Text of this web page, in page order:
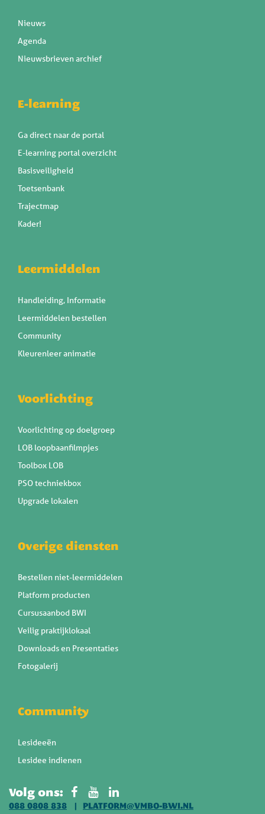
Nieuws
Agenda
Nieuwsbrieven archief
E-learning
Ga direct naar de portal
E-learning portal overzicht
Basisveiligheid
Toetsenbank
Trajectmap
Kader!
Leermiddelen
Handleiding, Informatie
Leermiddelen bestellen
Community
Kleurenleer animatie
Voorlichting
Voorlichting op doelgroep
LOB loopbaanfilmpjes
Toolbox LOB
PSO techniekbox
Upgrade lokalen
Overige diensten
Bestellen niet-leermiddelen
Platform producten
Cursusaanbod BWI
Veilig praktijklokaal
Downloads en Presentaties
Fotogalerij
Community
Lesideeën
Lesidee indienen
Volg ons:
088 0808 838
PLATFORM@VMBO-BWI.NL